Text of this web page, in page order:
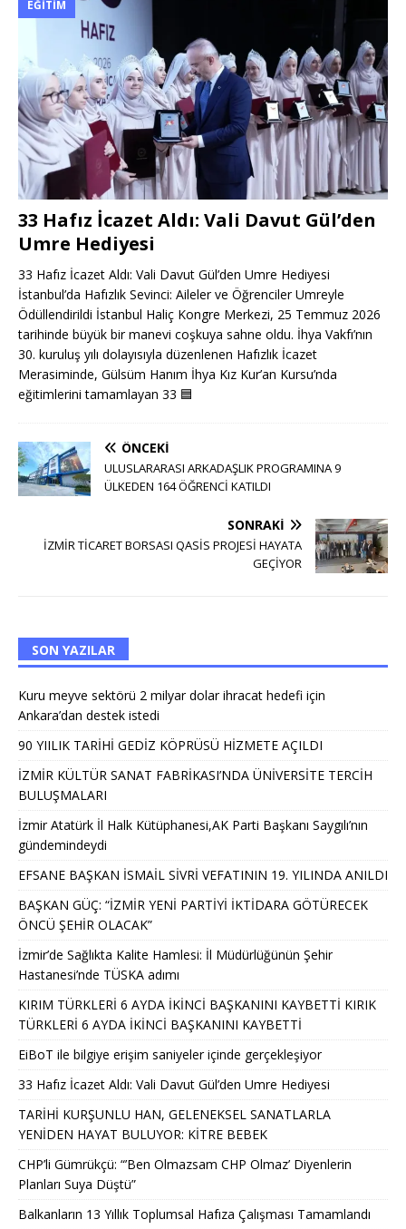
EĞITIM
33 Hafız İcazet Aldı: Vali Davut Gül’den
Umre Hediyesi
33 Hafız İcazet Aldı: Vali Davut Gül’den Umre Hediyesi
İstanbul’da Hafızlık Sevinci: Aileler ve Öğrenciler Umreyle
Ödüllendirildi İstanbul Haliç Kongre Merkezi, 25 Temmuz 2026
tarihinde büyük bir manevi coşkuya sahne oldu. İhya Vakfı’nın
30. kuruluş yılı dolayısıyla düzenlenen Hafızlık İcazet
Merasiminde, Gülsüm Hanım İhya Kız Kur’an Kursu’nda
eğitimlerini tamamlayan 33 🟦
ÖNCEKI
ULUSLARARASI ARKADAŞLIK PROGRAMINA 9
ÜLKEDEN 164 ÖĞRENCİ KATILDI
SONRAKI
İZMİR TİCARET BORSASI QASİS PROJESİ HAYATA
GEÇİYOR
SON YAZILAR
Kuru meyve sektörü 2 milyar dolar ihracat hedefi için
Ankara’dan destek istedi
90 YIILIK TARİHİ GEDİZ KÖPRÜSÜ HİZMETE AÇILDI
İZMİR KÜLTÜR SANAT FABRİKASI’NDA ÜNİVERSİTE TERCİH
BULUŞMALARI
İzmir Atatürk İl Halk Kütüphanesi,AK Parti Başkanı Saygılı’nın
gündemindeydi
EFSANE BAŞKAN İSMAİL SİVRİ VEFATININ 19. YILINDA ANILDI
BAŞKAN GÜÇ: “İZMİR YENİ PARTİYİ İKTİDARA GÖTÜRECEK
ÖNCÜ ŞEHİR OLACAK”
İzmir’de Sağlıkta Kalite Hamlesi: İl Müdürlüğünün Şehir
Hastanesi’nde TÜSKA adımı
KIRIM TÜRKLERİ 6 AYDA İKİNCİ BAŞKANINI KAYBETTİ KIRIK
TÜRKLERİ 6 AYDA İKİNCİ BAŞKANINI KAYBETTİ
EiBoT ile bilgiye erişim saniyeler içinde gerçekleşiyor
33 Hafız İcazet Aldı: Vali Davut Gül’den Umre Hediyesi
TARİHİ KURŞUNLU HAN, GELENEKSEL SANATLARLA
YENİDEN HAYAT BULUYOR: KİTRE BEBEK
CHP’li Gümrükçü: “’Ben Olmazsam CHP Olmaz’ Diyenlerin
Planları Suya Düştü”
Balkanların 13 Yıllık Toplumsal Hafıza Çalışması Tamamlandı